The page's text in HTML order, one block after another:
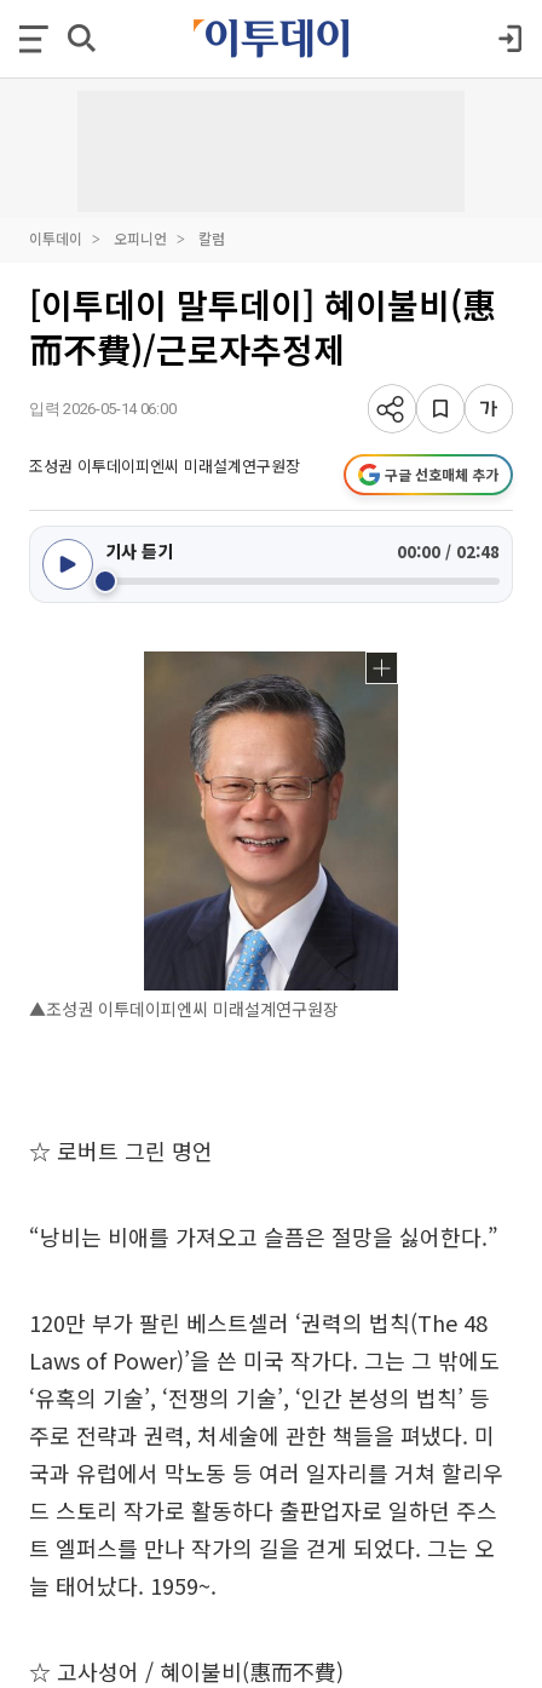
이투데이 오피니언 칼럼
[이투데이 말투데이] 혜이불비(惠
而不費)/근로자추정제
입력 2026-05-14 06:00
조성권 이투데이피엔씨 미래설계연구원장 구글 선호매체 추가
기사 듣기 00:00 / 02:48
▲조성권 이투데이피엔씨 미래설계연구원장
☆ 로버트 그린 명언
“낭비는 비애를 가져오고 슬픔은 절망을 싫어한다.”
120만 부가 팔린 베스트셀러 ‘권력의 법칙(The 48
Laws of Power)’을 쓴 미국 작가다. 그는 그 밖에도
‘유혹의 기술’, ‘전쟁의 기술’, ‘인간 본성의 법칙’ 등
주로 전략과 권력, 처세술에 관한 책들을 펴냈다. 미
국과 유럽에서 막노동 등 여러 일자리를 거쳐 할리우
드 스토리 작가로 활동하다 출판업자로 일하던 주스
트 엘퍼스를 만나 작가의 길을 걷게 되었다. 그는 오
늘 태어났다. 1959~.
☆ 고사성어 / 혜이불비(惠而不費)